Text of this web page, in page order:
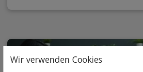
Wir verwenden Cookies